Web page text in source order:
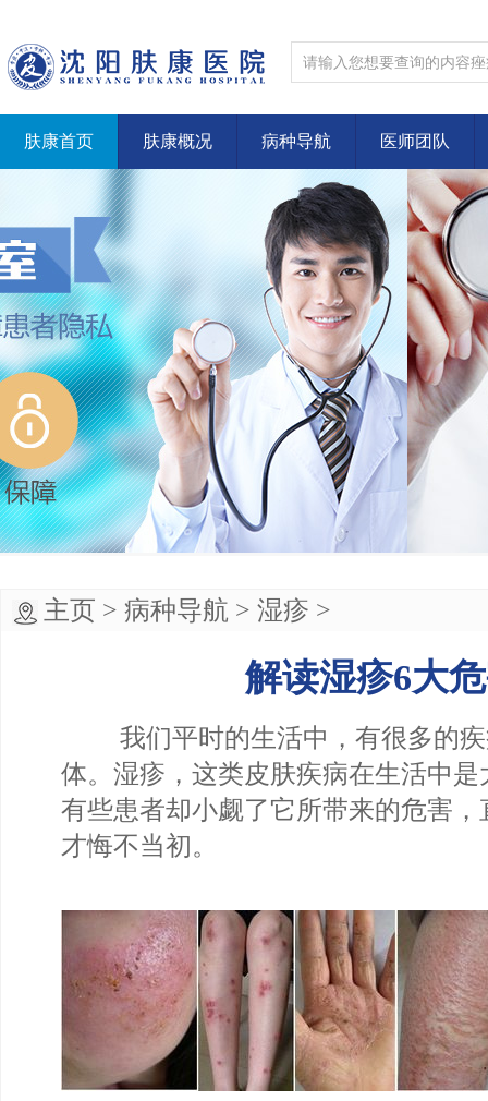
肤康首页 肤康概况 病种导航 医师团队
主页 > 病种导航 > 湿疹 >
解读湿疹6大
我们平时的生活中，有很多的疾
体。湿疹，这类皮肤疾病在生活中
有些患者却小觑了它所带来的危害
才悔不当初。